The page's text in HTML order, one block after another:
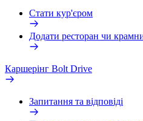
Стати кур'єром
Додати ресторан чи
Каршерінг Bolt Drive
Запитання та відповіді